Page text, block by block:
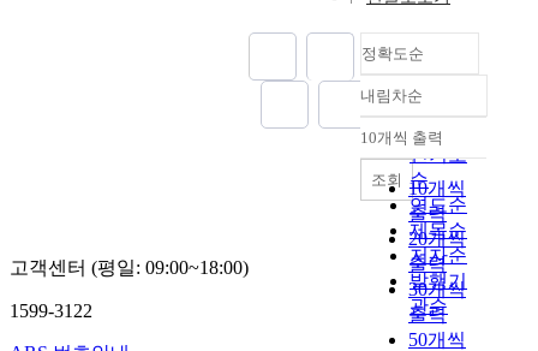
정확도순
정확도
순
인기도
순
연도순
제목순
저자순
발행기
관순
내림차순
내림차순
10개씩 출력
10개씩
출력
20개씩
출력
30개씩
출력
50개씩
조회
고객센터 (평일: 09:00~18:00)
1599-3122